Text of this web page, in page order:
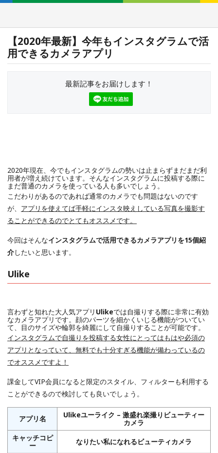
【2020年最新】今年もインスタグラムで活
用できるカメラアプリ
最新記事をお届けします！
2020年現在、今でもインスタグラムの勢いは止まらずまだまだ利
用者が増え続けています。そんなインスタグラムに投稿する際に
まだ普通のカメラを使っている人も多いでしょう。
こだわりがあるのであれば通常のカメラでも問題はないのです
が、 アプリを使えてば手軽にインスタ映えしている写真を撮影す
ることができるのでとてもオススメです。
今回はそんなインスタグラムで活用できるカメラアプリを15個紹
介したいと思います。
Ulike
言わずと知れた大人気アプリ Ulikeでは自撮りする際に非常に有効
なカメラアプリです。顔のパーツを細かくいじる機能がついてい
て、目のサイズや輪郭を綺麗にして自撮りすることが可能です。
インスタグラムで自撮りを投稿する女性にとってはもはや必須の
アプリとなっていて、無料でも十分すぎる機能が備わっているの
でオススメですよ！
課金してVIP会員になると限定のスタイル、フィルターも利用する
ことができるので検討しても良いでしょう。
アプリ名
Ulikeユーライク – 激盛れ楽撮りビューティー
カメラ
キャッチコピ
ー
なりたい私になれるビューティカメラ